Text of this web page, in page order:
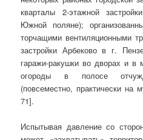
кварталы 2-этажной
Южной поляне);
торчащими вентиляционными
застройки Арбеково в г.
гаражи-ракушки во дворах и в
огороды в полосе
(повсеместно, практически на
71].
Испытывая давление со